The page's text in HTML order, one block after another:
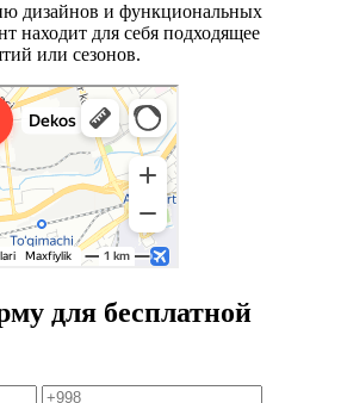
дизайнов и функциональных
находит для себя подходящее
или сезонов.
для бесплатной